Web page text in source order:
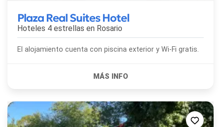
Plaza Real Suites Hotel
Hoteles 4 estrellas en Rosario
El alojamiento cuenta con piscina exterior y Wi-Fi gratis.